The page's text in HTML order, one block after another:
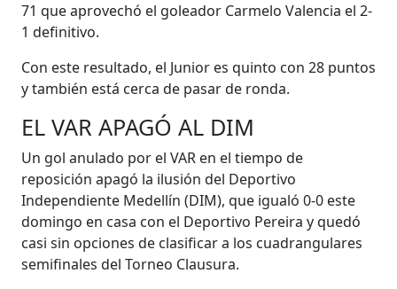
71 que aprovechó el goleador Carmelo Valencia el 2-
1 definitivo.
Con este resultado, el Junior es quinto con 28 puntos
y también está cerca de pasar de ronda.
EL VAR APAGÓ AL DIM
Un gol anulado por el VAR en el tiempo de
reposición apagó la ilusión del Deportivo
Independiente Medellín (DIM), que igualó 0-0 este
domingo en casa con el Deportivo Pereira y quedó
casi sin opciones de clasificar a los cuadrangulares
semifinales del Torneo Clausura.